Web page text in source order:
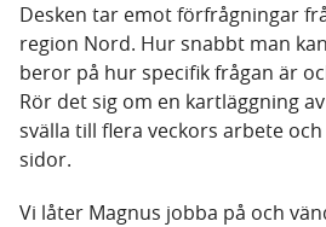
Desken tar emot förfrågningar
region Nord. Hur snabbt man
beror på hur specifik frågan är
Rör det sig om en kartläggning
svälla till flera veckors arbete
sidor.
Vi låter Magnus jobba på och